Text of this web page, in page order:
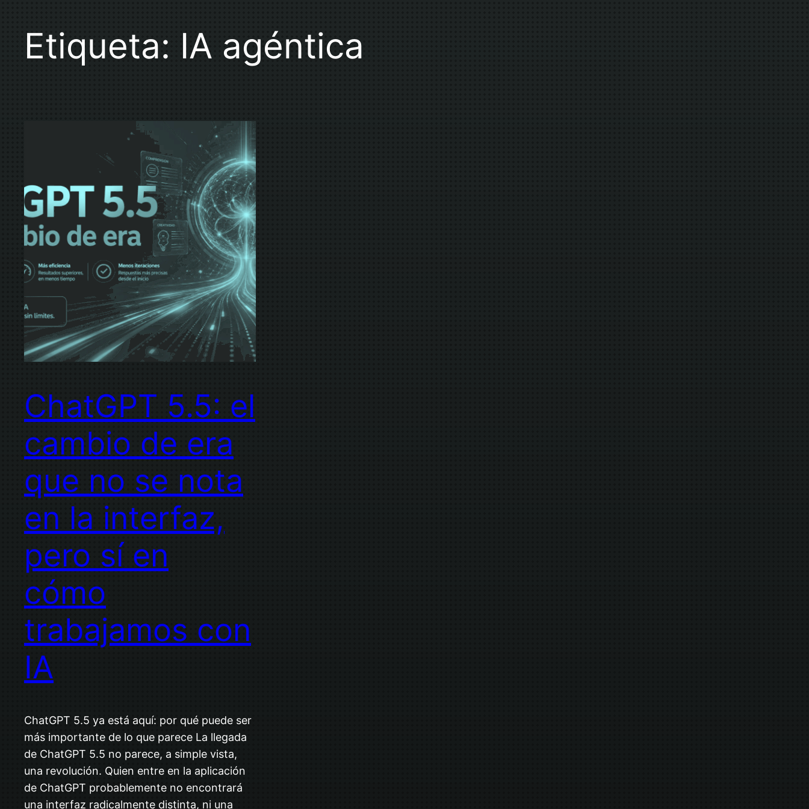
Etiqueta: IA agéntica
ChatGPT 5.5: el
cambio de era
que no se nota
en la interfaz,
pero sí en
cómo
trabajamos con
IA
ChatGPT 5.5 ya está aquí: por qué puede ser
más importante de lo que parece La llegada
de ChatGPT 5.5 no parece, a simple vista,
una revolución. Quien entre en la aplicación
de ChatGPT probablemente no encontrará
una interfaz radicalmente distinta, ni una